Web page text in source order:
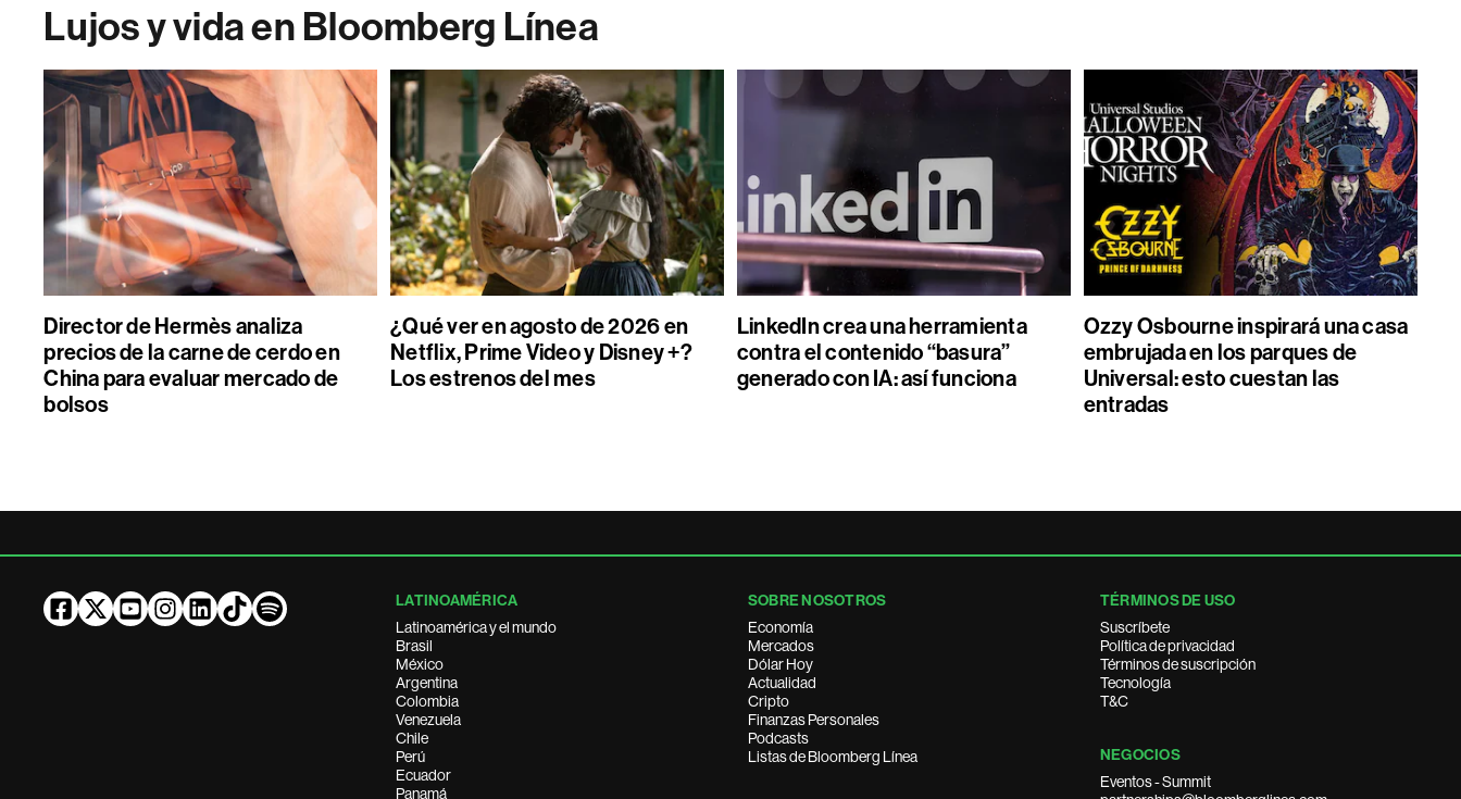
Lujos y vida en Bloomberg Línea
Director de Hermès analiza
precios de la carne de cerdo en
China para evaluar mercado de
bolsos
¿Qué ver en agosto de 2026 en
Netflix, Prime Video y Disney +?
Los estrenos del mes
LinkedIn crea una herramienta
contra el contenido “basura”
generado con IA: así funciona
Ozzy Osbourne inspirará una casa
embrujada en los parques de
Universal: esto cuestan las
entradas
LATINOAMÉRICA
Latinoamérica y el mundo
Brasil
México
Argentina
Colombia
Venezuela
Chile
Perú
Ecuador
Panamá
SOBRE NOSOTROS
Economía
Mercados
Dólar Hoy
Actualidad
Cripto
Finanzas Personales
Podcasts
Listas de Bloomberg Línea
TÉRMINOS DE USO
Suscríbete
Política de privacidad
Términos de suscripción
Tecnología
T&C
NEGOCIOS
Eventos - Summit